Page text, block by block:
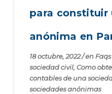
para constituir
anónima en
18 octubre, 2022/en Faqs
sociedad civil, Como
contables de una
sociedades anónimas